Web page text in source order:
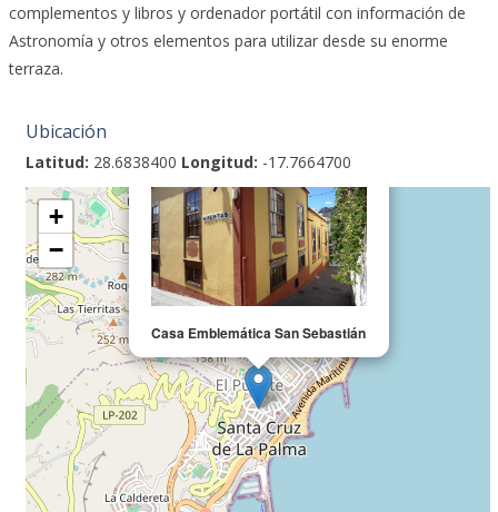
complementos y libros y ordenador portátil con información de
Astronomía y otros elementos para utilizar desde su enorme
terraza.
Ubicación
Latitud: 28.6838400 Longitud: -17.7664700
Casa Emblemática San Sebastián
+
−